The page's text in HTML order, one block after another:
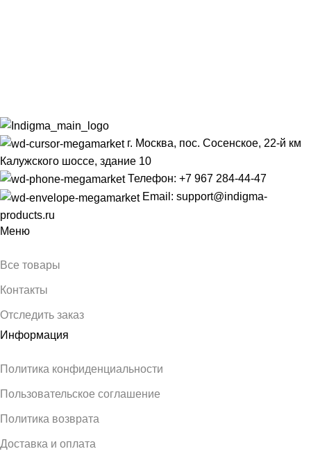
г. Москва, пос. Сосенское, 22-й км
Калужского шоссе, здание 10
Телефон: +7 967 284-44-47
Email: support@indigma-
products.ru
Меню
Все товары
Контакты
Отследить заказ
Информация
Политика конфиденциальности
Пользовательское соглашение
Политика возврата
Доставка и оплата